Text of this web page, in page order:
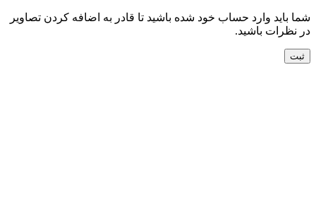
شما باید وارد حساب خود شده باشید تا قادر به اضافه کردن تصاویر
در نظرات باشید.